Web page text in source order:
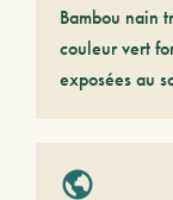
Bambou nain
couleur vert
exposées au